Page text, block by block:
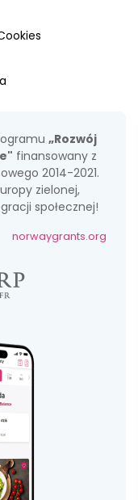
„Rozwój
finansowany z
2014-2021.
zielonej,
społecznej!
norwaygrants.org